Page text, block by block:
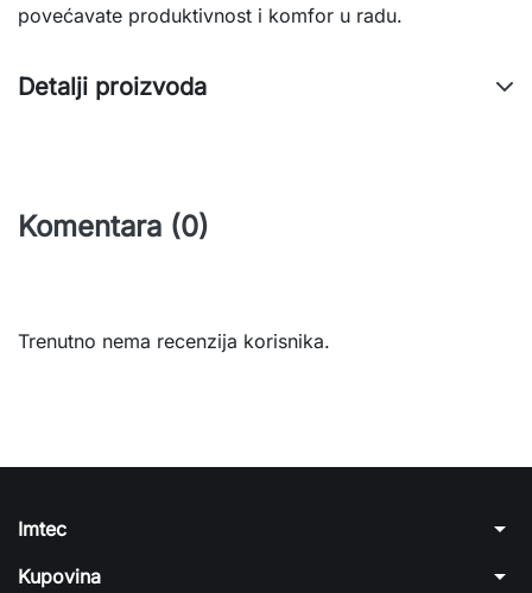
povećavate produktivnost i komfor u radu.
Detalji proizvoda
Komentara (0)
Trenutno nema recenzija korisnika.
Imtec arrow_drop_down
Kupovina arrow_drop_down